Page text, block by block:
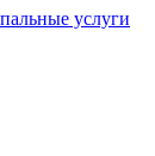
услуги